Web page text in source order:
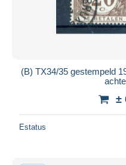
(B) TX34/35 gestempeld
±
Estatus